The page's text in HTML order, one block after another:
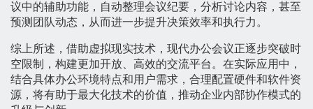
议中的辅助功能，自动整理会议纪要，分析讨论内容，甚至
预测团队动态，从而进一步提升决策效率和执行力。
综上所述，借助虚拟现实技术，现代办公会议正逐步突破时
空限制，构建更加开放、高效的交流平台。在实际应用中，
结合具体办公环境特点和用户需求，合理配置硬件和软件资
源，将有助于最大化技术的价值，推动企业内部协作模式的